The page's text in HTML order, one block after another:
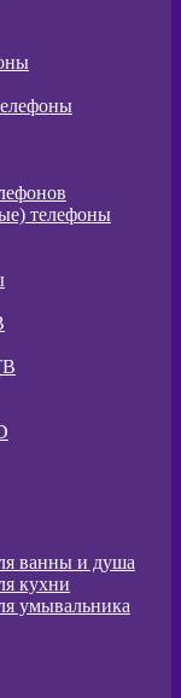
телефоны
ванны и душа
кухни
умывальника